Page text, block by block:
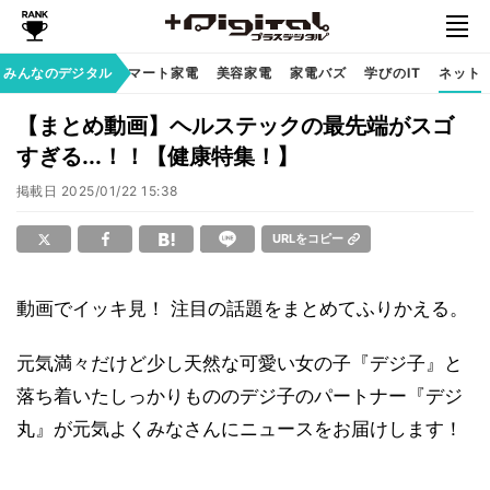
みんなのデジタル
族のデジタル スマート家電 美容家電 家電バズ 学びのIT ネット
【まとめ動画】ヘルステックの最先端がスゴ
すぎる...！！【健康特集！】
掲載日 2025/01/22 15:38
URLをコピー
動画でイッキ見！ 注目の話題をまとめてふりかえる。
元気満々だけど少し天然な可愛い女の子『デジ子』と
落ち着いたしっかりもののデジ子のパートナー『デジ
丸』が元気よくみなさんにニュースをお届けします！